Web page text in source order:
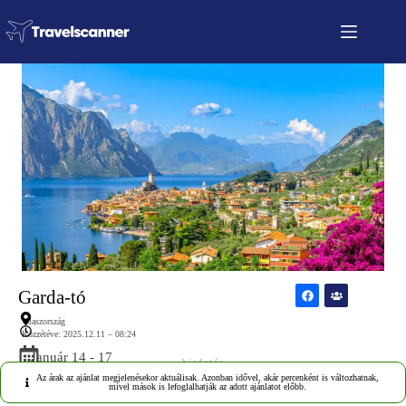
Garda-tó
Olaszország
Közzétéve: 2025.12.11 – 08:24
Január 14 - 17
hirdetés
Az árak az ajánlat megjelenésekor aktuálisak. Azonban idővel, akár percenként is változhatnak,
mivel mások is lefoglalhatják az adott ajánlatot előbb.